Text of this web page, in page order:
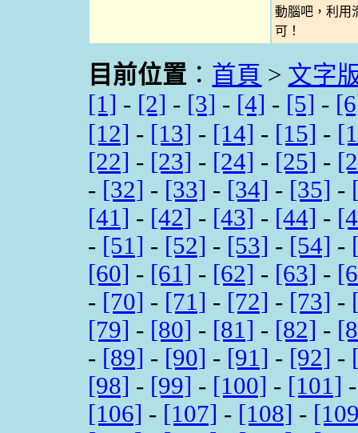
動腦吧，利用
可！
目前位置 ： 首頁 > 文字
[1] - [2] - [3] - [4] - [5] -
[12] - [13] - [14] - [15] -
[22] - [23] - [24] - [25] -
- [32] - [33] - [34] - [35] -
[41] - [42] - [43] - [44] -
- [51] - [52] - [53] - [54] -
[60] - [61] - [62] - [63] -
- [70] - [71] - [72] - [73] -
[79] - [80] - [81] - [82] -
- [89] - [90] - [91] - [92] -
[98] - [99] - [100] - [101]
[106] - [107] - [108] -